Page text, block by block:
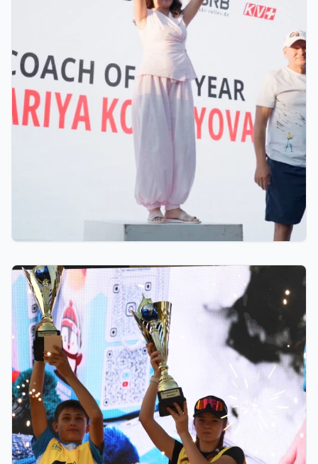
Тренер из Костаная признан лучшим детским
тренером по биатлону